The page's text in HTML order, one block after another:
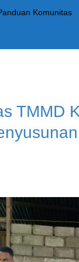
Komunitas
TMMD